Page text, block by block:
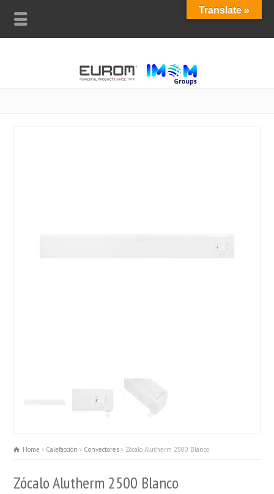
Home Calefacciön Convectores Zócalo Alutherm 2500 Blanco
Zócalo Alutherm 2500 Blanco
Translate »